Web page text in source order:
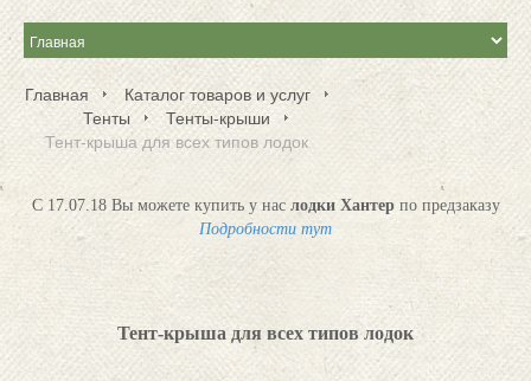
Главная
Каталог товаров и услуг
Тенты
Тенты-крыши
Тент-крыша для всех типов лодок
С 17.07.18 Вы можете купить у нас лодки Хантер по предзаказу
Подробности тут
Тент-крыша для всех типов лодок